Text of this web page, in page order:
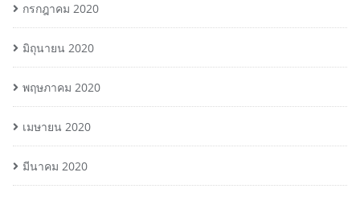
กรกฎาคม 2020
มิถุนายน 2020
พฤษภาคม 2020
เมษายน 2020
มีนาคม 2020